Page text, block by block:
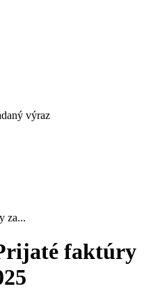
výraz
za...
faktúry